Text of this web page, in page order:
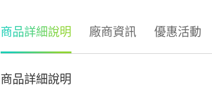
商品詳細說明 廠商資訊 優惠活動
商品詳細說明